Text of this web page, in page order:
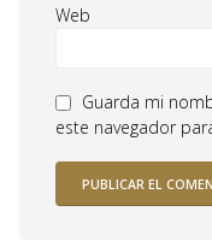
Web
Guarda mi
este navegador